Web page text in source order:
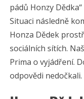
pádů Honzy
Situaci následně
Honza Dědek
sociálních sítích.
Prima o vyjádření.
odpovědi nedočkali.